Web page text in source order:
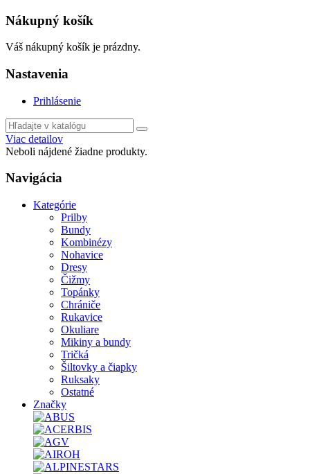
Nákupný košík
Váš nákupný košík je prázdny.
Nastavenia
Prihlásenie
Viac detailov
Neboli nájdené žiadne produkty.
Navigácia
Kategórie
Prilby
Bundy
Kombinézy
Nohavice
Dresy
Čižmy
Topánky
Chrániče
Rukavice
Okuliare
Mikiny a bundy
Tričká
Šiltovky a čiapky
Ruksaky
Ostatné
Značky